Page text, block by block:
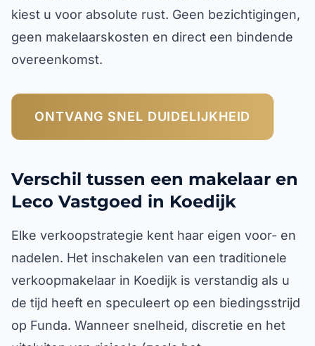
kiest u voor absolute rust. Geen bezichtigingen,
geen makelaarskosten en direct een bindende
overeenkomst.
ONTVANG SNEL DUIDELIJKHEID
Verschil tussen een makelaar en
Leco Vastgoed in Koedijk
Elke verkoopstrategie kent haar eigen voor- en
nadelen. Het inschakelen van een traditionele
verkoopmakelaar in Koedijk is verstandig als u
de tijd heeft en speculeert op een biedingsstrijd
op Funda. Wanneer snelheid, discretie en het